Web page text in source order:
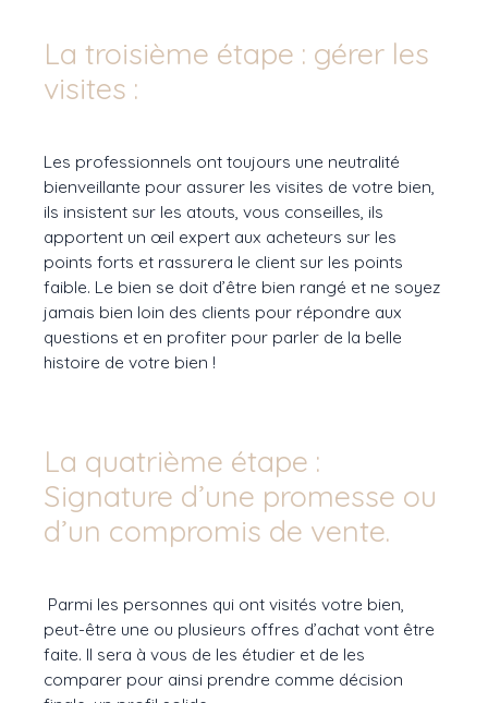
La troisième étape : gérer les
visites :
Les professionnels ont toujours une neutralité
bienveillante pour assurer les visites de votre bien,
ils insistent sur les atouts, vous conseilles, ils
apportent un œil expert aux acheteurs sur les
points forts et rassurera le client sur les points
faible. Le bien se doit d’être bien rangé et ne soyez
jamais bien loin des clients pour répondre aux
questions et en profiter pour parler de la belle
histoire de votre bien !
La quatrième étape :
Signature d’une promesse ou
d’un compromis de vente.
Parmi les personnes qui ont visités votre bien,
peut-être une ou plusieurs offres d’achat vont être
faite. Il sera à vous de les étudier et de les
comparer pour ainsi prendre comme décision